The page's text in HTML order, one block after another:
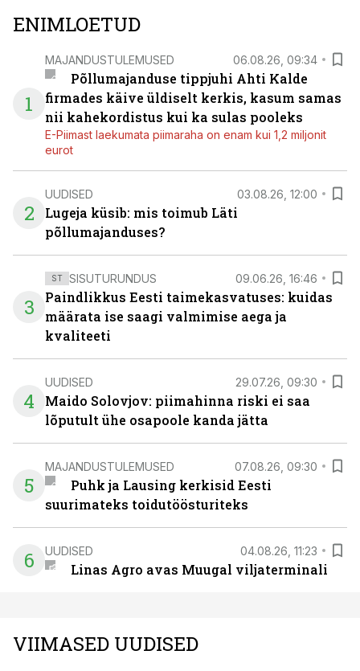
ENIMLOETUD
1
MAJANDUSTULEMUSED 06.08.26, 09:34
Põllumajanduse tippjuhi Ahti Kalde
firmades käive üldiselt kerkis, kasum samas
nii kahekordistus kui ka sulas pooleks
E-Piimast laekumata piimaraha on enam kui 1,2 miljonit
eurot
2
UUDISED 03.08.26, 12:00
Lugeja küsib: mis toimub Läti
põllumajanduses?
3
ST SISUTURUNDUS 09.06.26, 16:46
Paindlikkus Eesti taimekasvatuses: kuidas
määrata ise saagi valmimise aega ja
kvaliteeti
4
UUDISED 29.07.26, 09:30
Maido Solovjov: piimahinna riski ei saa
lõputult ühe osapoole kanda jätta
5
MAJANDUSTULEMUSED 07.08.26, 09:30
Puhk ja Lausing kerkisid Eesti
suurimateks toidutöösturiteks
6 UUDISED 04.08.26, 11:23
Linas Agro avas Muugal viljaterminali
VIIMASED UUDISED